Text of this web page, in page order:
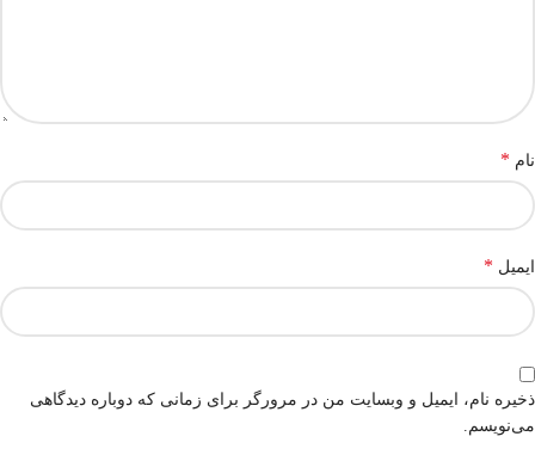
نام *
ایمیل *
ذخیره نام، ایمیل و وبسایت من در مرورگر برای زمانی که دوباره دیدگاهی
می‌نویسم.